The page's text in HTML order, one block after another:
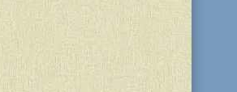
неделю в стенах
сада «Хая Мушка» царила
атмосфера - ребятишки